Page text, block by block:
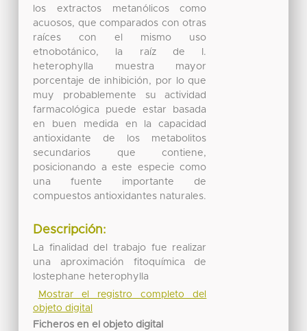
los extractos metanólicos como
acuosos, que comparados con otras
raíces con el mismo uso
etnobotánico, la raíz de I.
heterophylla muestra mayor
porcentaje de inhibición, por lo que
muy probablemente su actividad
farmacológica puede estar basada
en buen medida en la capacidad
antioxidante de los metabolitos
secundarios que contiene,
posicionando a este especie como
una fuente importante de
compuestos antioxidantes naturales.
Descripción:
La finalidad del trabajo fue realizar
una aproximación fitoquímica de
Iostephane heterophylla
Mostrar el registro completo del
objeto digital
Ficheros en el objeto digital